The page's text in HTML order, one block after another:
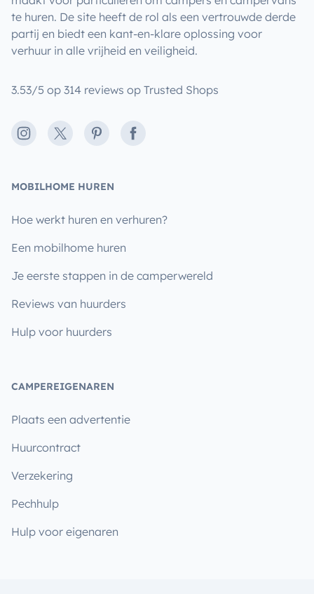
te huren. De site heeft de rol als een vertrouwde derde
partij en biedt een kant-en-klare oplossing voor
verhuur in alle vrijheid en veiligheid.
3.53/5 op 314 reviews op Trusted Shops
Instagram
X PinterestFacebook
MOBILHOME HUREN
Hoe werkt huren en verhuren?
Een mobilhome huren
Je eerste stappen in de camperwereld
Reviews van huurders
Hulp voor huurders
CAMPEREIGENAREN
Plaats een advertentie
Huurcontract
Verzekering
Pechhulp
Hulp voor eigenaren